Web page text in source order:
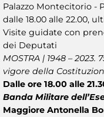
Palazzo Montecitorio -
dalle 18.00 alle 22.00,
Visite guidate con
dei Deputati
MOSTRA | 1948 –
vigore della
Dalle ore 18.00 alle
Banda Militare
Maggiore Antonella